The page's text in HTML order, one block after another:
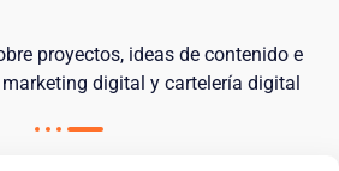
proyectos, ideas de contenido e
digital y cartelería digital